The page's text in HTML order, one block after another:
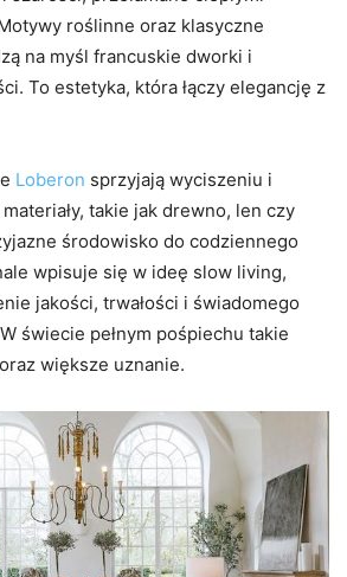
roślinne oraz klasyczne
na myśl francuskie dworki i
To estetyka, która łączy elegancję z
Loberon sprzyjają wyciszeniu i
takie jak drewno, len czy
środowisko do codziennego
wpisuje się w ideę slow living,
jakości, trwałości i świadomego
świecie pełnym pośpiechu takie
większe uznanie.